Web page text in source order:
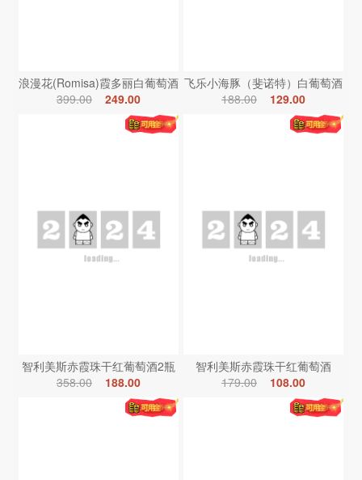
浪漫花(Romisa)霞多丽白葡萄酒
399.00
249.00
飞乐小海豚（斐诺特）白葡萄酒
188.00
129.00
智利美斯赤霞珠干红葡萄酒2瓶
358.00
188.00
智利美斯赤霞珠干红葡萄酒
179.00
108.00